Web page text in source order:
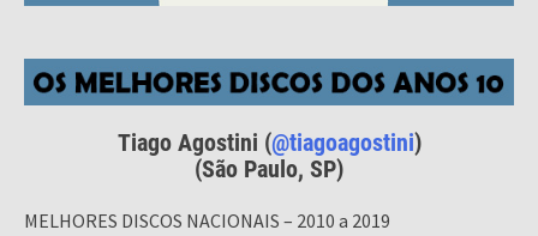
Tiago Agostini (@tiagoagostini)
(São Paulo, SP)
MELHORES DISCOS NACIONAIS – 2010 a 2019